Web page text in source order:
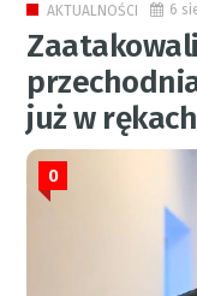
AKTUALNOŚCI 6
już w
0